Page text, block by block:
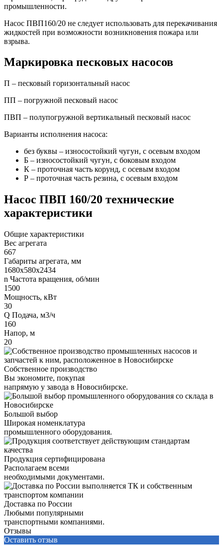
промышленности.
Насос ПВП160/20 не следует использовать для перекачивания
жидкостей при возможности возникновения пожара или
взрыва.
Маркировка песковых насосов
П – песковый горизонтальный насос
ПП – погружной песковый насос
ПВП – полупогружной вертикальный песковый насос
Варианты исполнения насоса:
без буквы – износостойкий чугун, с осевым входом
Б – износостойкий чугун, с боковым входом
К – проточная часть корунд, с осевым входом
Р – проточная часть резина, с осевым входом
Насос ПВП 160/20 технические
характеристики
Общие характеристики
Вес агрегата
667
Габариты агрегата, мм
1680х580х2434
n Частота вращения, об/мин
1500
Мощность, кВт
30
Q Подача, м3/ч
160
Напор, м
20
Собственное производство
Вы экономите, покупая
напрямую у завода в Новосибирске.
Большой выбор
Широкая номенклатура
промышленного оборудования.
Продукция сертифицирована
Располагаем всеми
необходимыми документами.
Доставка по России
Любыми популярными
транспортными компаниями.
Отзывы
Оставить отзыв